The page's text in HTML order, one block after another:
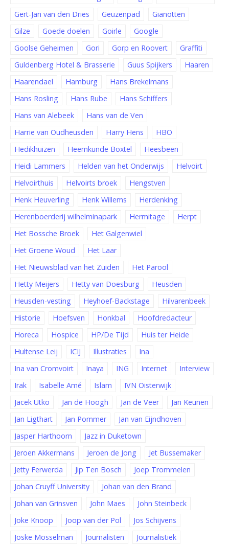
Gert-Jan van den Dries
Geuzenpad
Gianotten
Gilze
Goede doelen Goirle
Google
Goolse Geheimen
Gori Gorp en Roovert
Graffiti
Guldenberg Hotel & Brasserie
Guus Spijkers
Haaren
Haarendael
Hamburg
Hans Brekelmans
Hans Rosling
Hans Rube
Hans Schiffers
Hans van Alebeek
Hans van de Ven
Harrie van Oudheusden
Harry Hens
HBO
Hedikhuizen
Heemkunde Boxtel
Heesbeen
Heidi Lammers
Helden van het Onderwijs
Helvoirt
Helvoirthuis
Helvoirts broek
Hengstven
Henk Heuverling
Henk Willems
Herdenking
Herenboerderij wilhelminapark
Hermitage
Herpt
Het Bossche Broek
Het Galgenwiel
Het Groene Woud
Het Laar
Het Nieuwsblad van het Zuiden
Het Parool
Hetty Meijers
Hetty van Doesburg
Heusden
Heusden-vesting
Heyhoef-Backstage
Hilvarenbeek
Historie
Hoefsven Honkbal
Hoofdredacteur
Horeca
Hospice HP/De Tijd
Huis ter Heide
Hultense Leij
ICIJ Illustraties
Ina
Ina van Cromvoirt
Inaya ING Internet
Interview
Irak
Isabelle Amé Islam
IVN Oisterwijk
Jacek Utko
Jan de Hoogh Jan de Veer
Jan Keunen
Jan Ligthart
Jan Pommer
Jan van Eijndhoven
Jasper Harthoorn
Jazz in Duketown
Jeroen Akkermans
Jeroen de Jong
Jet Bussemaker
Jetty Ferwerda
Jip Ten Bosch
Joep Trommelen
Johan Cruyff University
Johan van den Brand
Johan van Grinsven
John Maes
John Steinbeck
Joke Knoop
Joop van der Pol
Jos Schijvens
Joske Mosselman
Journalisten Journalistiek